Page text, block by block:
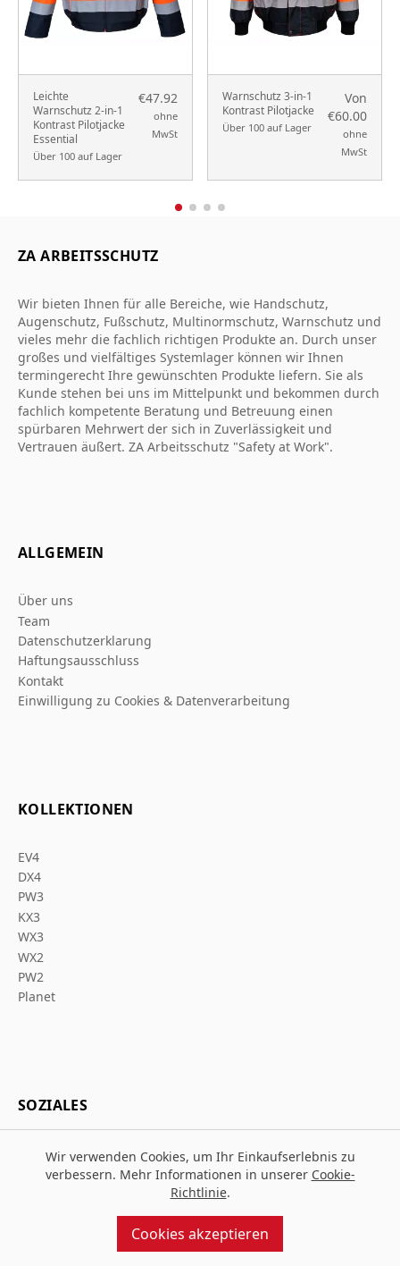
Leichte
Warnschutz 2-in-1
Kontrast Pilotjacke
Essential
Über 100 auf Lager
€47.92
ohne
MwSt
Warnschutz 3-in-1
Kontrast Pilotjacke
Über 100 auf Lager
Von
€60.00
ohne
MwSt
ZA ARBEITSSCHUTZ
Wir bieten Ihnen für alle Bereiche, wie Handschutz,
Augenschutz, Fußschutz, Multinormschutz, Warnschutz und
vieles mehr die fachlich richtigen Produkte an. Durch unser
großes und vielfältiges Systemlager können wir Ihnen
termingerecht Ihre gewünschten Produkte liefern. Sie als
Kunde stehen bei uns im Mittelpunkt und bekommen durch
fachlich kompetente Beratung und Betreuung einen
spürbaren Mehrwert der sich in Zuverlässigkeit und
Vertrauen äußert. ZA Arbeitsschutz "Safety at Work".
ALLGEMEIN
Über uns
Team
Datenschutzerklarung
Haftungsausschluss
Kontakt
Einwilligung zu Cookies & Datenverarbeitung
KOLLEKTIONEN
EV4
DX4
PW3
KX3
WX3
WX2
PW2
Planet
SOZIALES
Entworfen und gebaut vonMMD
angetrieben von
Wir verwenden Cookies, um Ihr Einkaufserlebnis zu
verbessern. Mehr Informationen in unserer Cookie-
Richtlinie.
Cookies akzeptieren